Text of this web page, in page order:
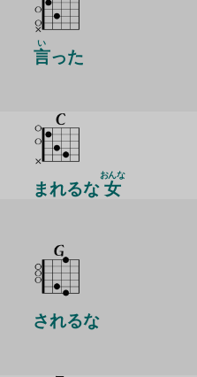
言
い
った
まれるな 女
おんな
されるな